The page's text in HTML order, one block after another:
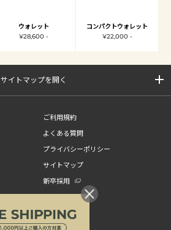
ウォレット
¥28,600 -
コンパクトウォレット
¥22,000 -
サイトマップを開く
ご利用規約
よくある質問
プライバシーポリシー
サイトマップ
新卒採用